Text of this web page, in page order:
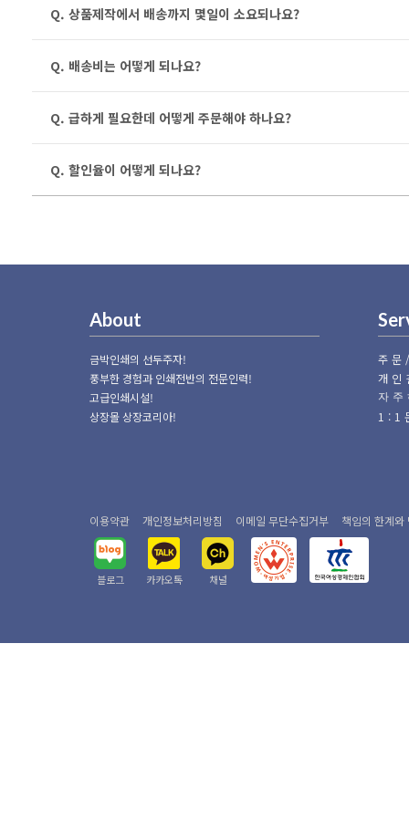
Q. 상품제작에서 배송까지 몇일이 소요되나요?
Q. 배송비는 어떻게 되나요?
Q. 급하게 필요한데 어떻게 주문해야 하나요?
Q. 할인율이 어떻게 되나요?
About
금박인쇄의 선두주자!
풍부한 경험과 인쇄전반의 전문인력!
고급인쇄시설!
상장몰 상장코리아!
주
개인
자
1:1
이용약관 개인정보처리방침 이메일 무단수집거부 책임의 한계와
블로그 카카오톡 채널